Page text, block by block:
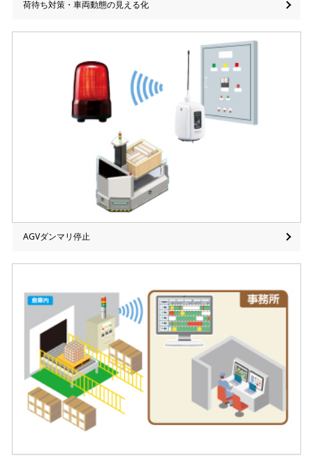
荷待ち対策・車両動態の見える化
AGVダンマリ停止